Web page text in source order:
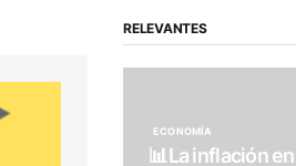
RELEVANTES
ECONOMÍA
📊La inflación